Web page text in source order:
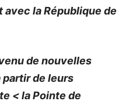
la République de
de nouvelles
de leurs
< la Pointe de